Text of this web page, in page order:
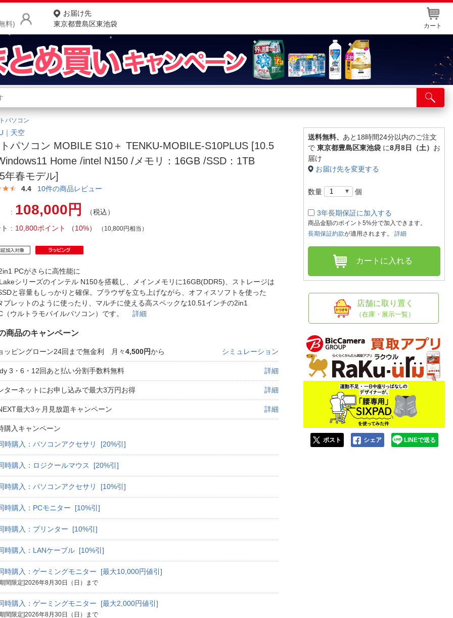
料)
お届け先
東京都豊島区東池袋
カート
商品をさがす
ランキングからさがす
お客様サポート
ご利用ガイド
よくある質問・お問合せ
ご利用規約
店舗サービス
ネット取り置き
店舗情報・店舗一覧
English / 中文
パソコン
｜天空
パソコン MOBILE S10＋ TENKU-MOBILE-S10PLUS [10.5
Home /intel N150 /メモリ：16GB /SSD：1TB
年春モデル]
4.4 10件の商品レビュー
108,000円
（税込）
10,800ポイント （10%） （10,800円相当）
PCがさらに高性能に
シリーズのインテル N150を搭載し、メインメモリに16GB(DDR5)、ストレージは
と容量もしっかりと確保。ブラウザを立ち上げながら、オフィスソフトを使った
ブレットのように使ったり、マルチに使える高スペックな10.51インチの2in1
（ウルトラモバイルパソコン）です。詳細
商品のキャンペーン
ッピングローン24回まで無金利 月々4,500円から シミュレーション
3・6・12回あと払い分割手数料無料 詳細
ターネットにお申し込みで最大3万円お得 詳細
最大3ヶ月見放題キャンペーン 詳細
購入キャンペーン
時購入：パソコンアクセサリ [20%引]
時購入：ロジクールマウス [20%引]
時購入：パソコンアクセサリ [10%引]
時購入：PCモニター [10%引]
時購入：プリンター [10%引]
時購入：LANケーブル [10%引]
時購入：ゲーミングモニター [最大10,000円値引]
間限定]2026年8月30日（日）まで
時購入：ゲーミングモニター [最大2,000円値引]
間限定]2026年8月30日（日）まで
送料無料、 あと18時間24分以内のご注文
で 東京都豊島区東池袋 に8月8日（土） お
届け
お届け先を変更する
数量 個
3年長期保証に加入する
商品金額のポイント5%分で加入できます。
長期保証約款が適用されます。 詳細
カートに入れる
店舗に取り置く
（在庫・展示一覧）
ポスト シェア LINEで送る